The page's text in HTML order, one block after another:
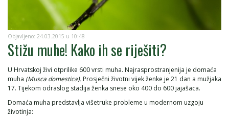
Objavljeno: 24.03.2015 u 10:48
Stižu muhe! Kako ih se riješiti?
U Hrvatskoj živi otprilike 600 vrsti muha. Najrasprostranjenija je domaća
muha (Musca domestica). Prosječni životni vijek ženke je 21 dan a mužjaka
17. Tijekom odraslog stadija ženka snese oko 400 do 600 jajašaca.
Domaća muha predstavlja višetruke probleme u modernom uzgoju
životinja: